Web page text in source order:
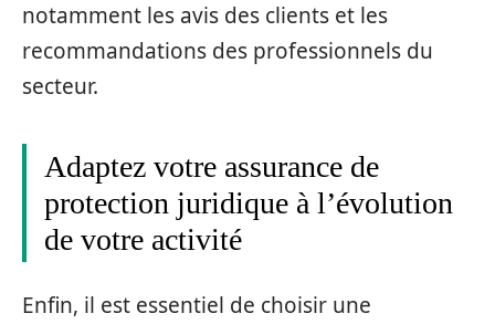
notamment les avis des clients et les
recommandations des professionnels du
secteur.
Adaptez votre assurance de
protection juridique à l’évolution
de votre activité
Enfin, il est essentiel de choisir une